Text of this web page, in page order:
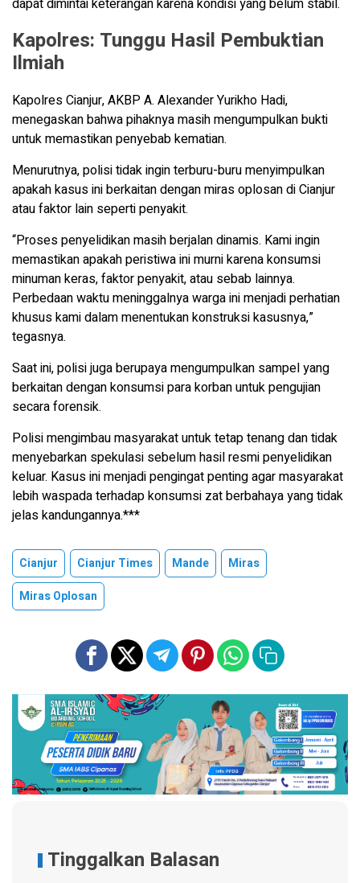
dapat dimintai keterangan karena kondisi yang belum stabil.
Kapolres: Tunggu Hasil Pembuktian
Ilmiah
Kapolres Cianjur, AKBP A. Alexander Yurikho Hadi,
menegaskan bahwa pihaknya masih mengumpulkan bukti
untuk memastikan penyebab kematian.
Menurutnya, polisi tidak ingin terburu-buru menyimpulkan
apakah kasus ini berkaitan dengan miras oplosan di Cianjur
atau faktor lain seperti penyakit.
“Proses penyelidikan masih berjalan dinamis. Kami ingin
memastikan apakah peristiwa ini murni karena konsumsi
minuman keras, faktor penyakit, atau sebab lainnya.
Perbedaan waktu meninggalnya warga ini menjadi perhatian
khusus kami dalam menentukan konstruksi kasusnya,”
tegasnya.
Saat ini, polisi juga berupaya mengumpulkan sampel yang
berkaitan dengan konsumsi para korban untuk pengujian
secara forensik.
Polisi mengimbau masyarakat untuk tetap tenang dan tidak
menyebarkan spekulasi sebelum hasil resmi penyelidikan
keluar. Kasus ini menjadi pengingat penting agar masyarakat
lebih waspada terhadap konsumsi zat berbahaya yang tidak
jelas kandungannya.***
Cianjur Cianjur Times Mande
Miras
Miras Oplosan
Tinggalkan Balasan